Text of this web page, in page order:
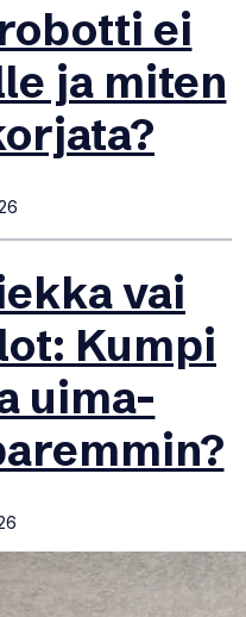
ei
ja miten
vai
Kumpi
uima-